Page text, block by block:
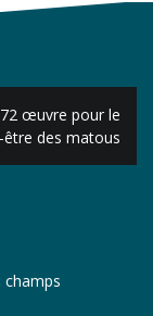
œuvre pour le
être des matous
champs